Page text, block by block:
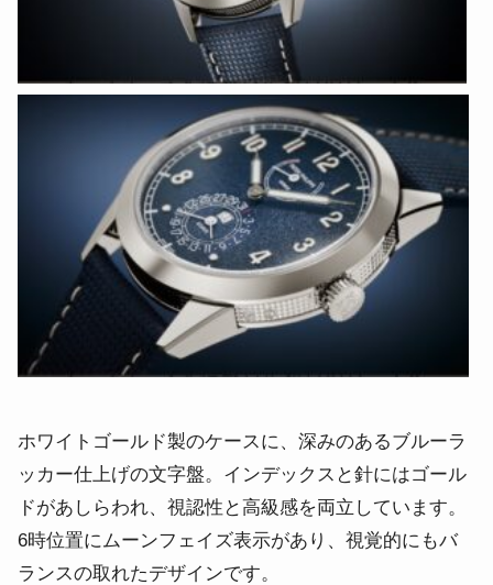
ホワイトゴールド製のケースに、深みのあるブルーラ
ッカー仕上げの文字盤。インデックスと針にはゴール
ドがあしらわれ、視認性と高級感を両立しています。
6時位置にムーンフェイズ表示があり、視覚的にもバ
ランスの取れたデザインです。